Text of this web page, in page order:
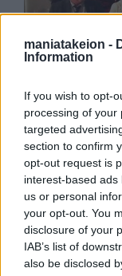
maniatakeion -
Information
If you wish to opt-
processing of your
targeted
section to confirm
opt-out request is
interest-based
us or personal
your opt-out. You
disclosure of your
IAB’s list of
also be disclosed
Στη συνέχεια οι
παρουσίασαν
διαφύλαξη και
παρουσίαση της
Βίκυς Ιγγλέζου,
Διατροφής μετά
αφήγηση του
σύμβουλος της
Ελλάδας». Η